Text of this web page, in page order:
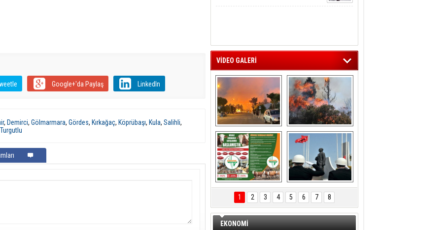
Google+'da Paylaş LinkedIn
, Demirci, Gölmarmara, Gördes, Kırkağaç, Köprübaşı, Kula, Salihli,
Turgutlu
VİDEO GALERİ
Aliağa ‘da  otluk
alanda çıkan
yangın evlere
sıçramadan
söndürüldü
Aliağa'nın Ciğerleri
ÖNAL TARIM
TANITIM FİLMİ
Aliağa'da Polis
Haftası Kutlandı
1 2 3 4 5 6 7 8
EKONOMİ